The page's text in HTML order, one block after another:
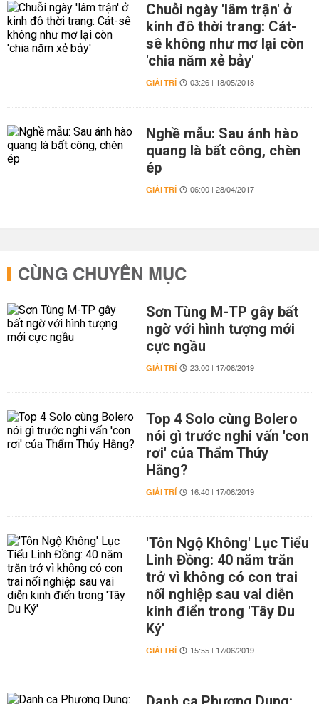
Chuỗi ngày 'lâm trận' ở
kinh đô thời trang: Cát-
sê không như mơ lại còn
'chia năm xẻ bảy'
GIẢI TRÍ 03:26 | 18/05/2018
Nghề mẫu: Sau ánh hào
quang là bất công, chèn
ép
GIẢI TRÍ 06:00 | 28/04/2017
CÙNG CHUYÊN MỤC
Sơn Tùng M-TP gây bất
ngờ với hình tượng mới
cực ngầu
GIẢI TRÍ 23:00 | 17/06/2019
Top 4 Solo cùng Bolero
nói gì trước nghi vấn 'con
rơi' của Thẩm Thúy
Hằng?
GIẢI TRÍ 16:40 | 17/06/2019
'Tôn Ngộ Không' Lục Tiểu
Linh Đồng: 40 năm trăn
trở vì không có con trai
nối nghiệp sau vai diễn
kinh điển trong 'Tây Du
Ký'
GIẢI TRÍ 15:55 | 17/06/2019